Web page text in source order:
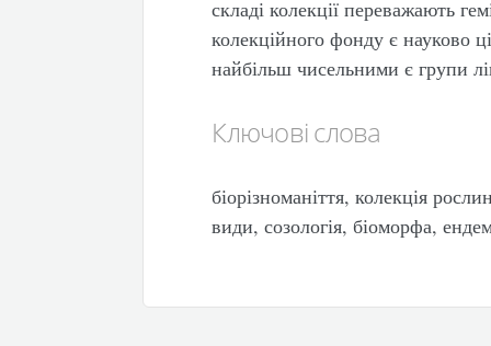
складі колекції переважають
колекційного фонду є науково
найбільш чисельними є групи
Ключові слова
біорізноманіття, колекція
види, созологія, біоморфа,